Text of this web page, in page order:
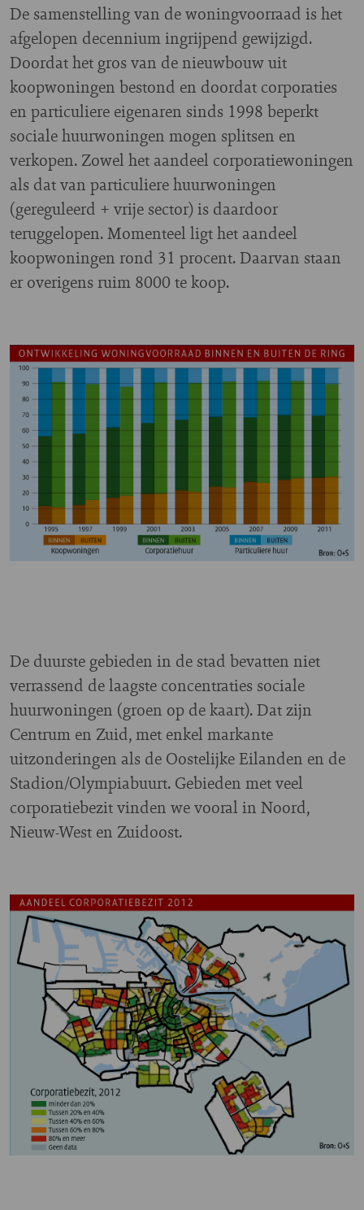
De samenstelling van de woningvoorraad is het
afgelopen decennium ingrijpend gewijzigd.
Doordat het gros van de nieuwbouw uit
koopwoningen bestond en doordat corporaties
en particuliere eigenaren sinds 1998 beperkt
sociale huurwoningen mogen splitsen en
verkopen. Zowel het aandeel corporatiewoningen
als dat van particuliere huurwoningen
(gereguleerd + vrije sector) is daardoor
teruggelopen. Momenteel ligt het aandeel
koopwoningen rond 31 procent. Daarvan staan
er overigens ruim 8000 te koop.
De duurste gebieden in de stad bevatten niet
verrassend de laagste concentraties sociale
huurwoningen (groen op de kaart). Dat zijn
Centrum en Zuid, met enkel markante
uitzonderingen als de Oostelijke Eilanden en de
Stadion/Olympiabuurt. Gebieden met veel
corporatiebezit vinden we vooral in Noord,
Nieuw-West en Zuidoost.